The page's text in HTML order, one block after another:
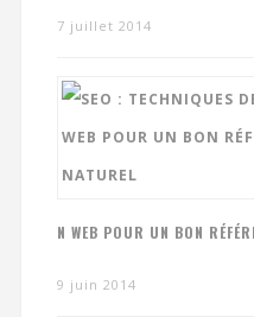
7 juillet 2014
N WEB POUR UN BON
9 juin 2014